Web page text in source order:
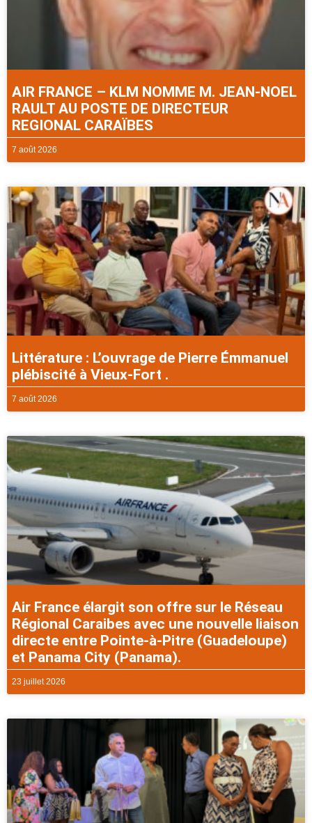
AIR FRANCE – KLM NOMME M. JEAN-NOEL
RAULT AU POSTE DE DIRECTEUR
REGIONAL CARAÏBES
7 août 2026
Littérature : L’ouvrage de Pierre Émmanuel
plébiscité à Vieux-Fort .
7 août 2026
Air France élargit son offre sur le Réseau
Régional Caraibes avec une nouvelle liaison
directe entre Pointe-à-Pitre (Guadeloupe)
et Panama City (Panama).
23 juillet 2026